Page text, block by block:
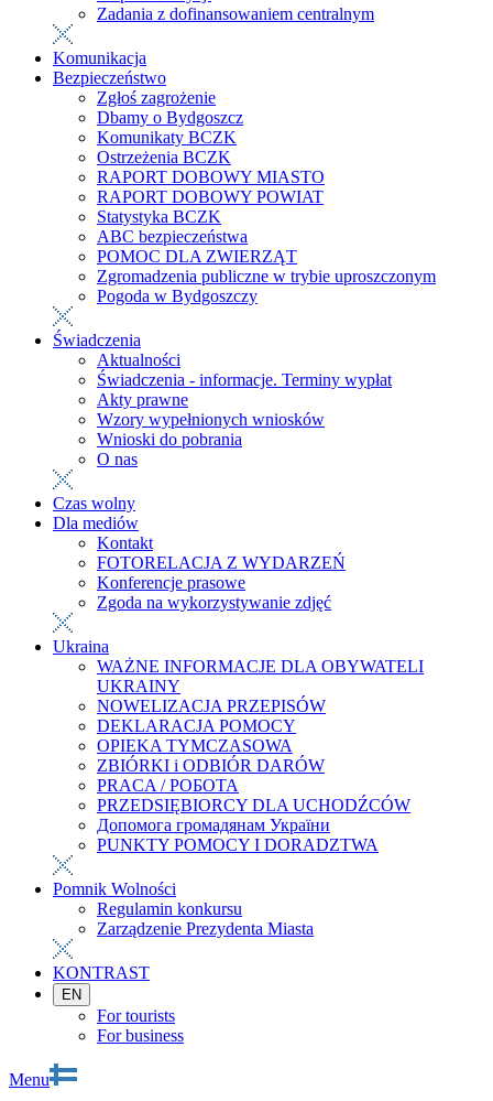
Zadania z dofinansowaniem centralnym
Komunikacja
Bezpieczeństwo
Zgłoś zagrożenie
Dbamy o Bydgoszcz
Komunikaty BCZK
Ostrzeżenia BCZK
RAPORT DOBOWY MIASTO
RAPORT DOBOWY POWIAT
Statystyka BCZK
ABC bezpieczeństwa
POMOC DLA ZWIERZĄT
Zgromadzenia publiczne w trybie uproszczonym
Pogoda w Bydgoszczy
Świadczenia
Aktualności
Świadczenia - informacje. Terminy wypłat
Akty prawne
Wzory wypełnionych wniosków
Wnioski do pobrania
O nas
Czas wolny
Dla mediów
Kontakt
FOTORELACJA Z WYDARZEŃ
Konferencje prasowe
Zgoda na wykorzystywanie zdjęć
Ukraina
WAŻNE INFORMACJE DLA OBYWATELI
UKRAINY
NOWELIZACJA PRZEPISÓW
DEKLARACJA POMOCY
OPIEKA TYMCZASOWA
ZBIÓRKI i ODBIÓR DARÓW
PRACA / РОБОТА
PRZEDSIĘBIORCY DLA UCHODŹCÓW
Допомога громадянам України
PUNKTY POMOCY I DORADZTWA
Pomnik Wolności
Regulamin konkursu
Zarządzenie Prezydenta Miasta
KONTRAST
EN
For tourists
For business
Menu